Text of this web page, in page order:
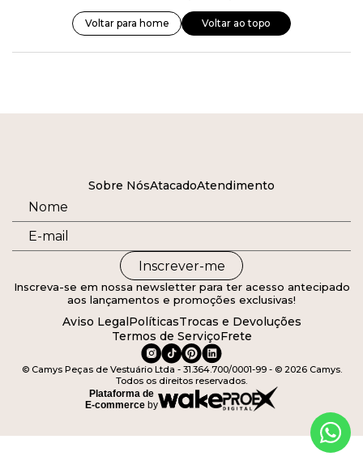
Voltar para home Voltar ao topo
Sobre NósAtacadoAtendimento
Inscrever-me
Inscreva-se em nossa newsletter para ter acesso antecipado
aos lançamentos e promoções exclusivas!
Aviso LegalPolíticasTrocas e Devoluções
Termos de ServiçoFrete
© Camys Peças de Vestuário Ltda - 31.364.700/0001-99 - © 2026 Camys.
Todos os direitos reservados.
Plataforma de
E-commerce by